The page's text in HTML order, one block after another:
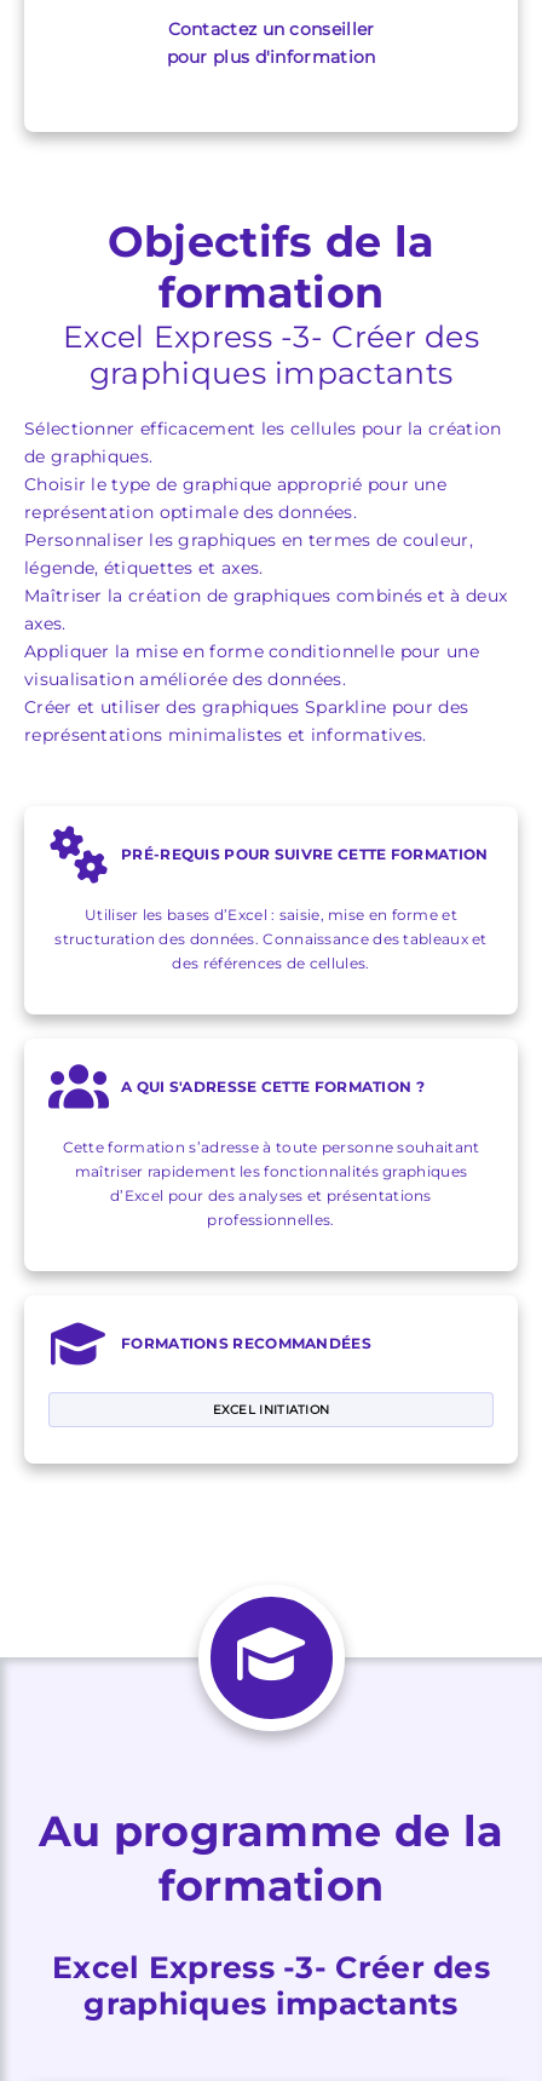
Contactez un conseiller
pour plus d'information
Objectifs de la
formation
Excel Express -3- Créer des
graphiques impactants
Sélectionner efficacement les cellules pour la création
de graphiques.
Choisir le type de graphique approprié pour une
représentation optimale des données.
Personnaliser les graphiques en termes de couleur,
légende, étiquettes et axes.
Maîtriser la création de graphiques combinés et à deux
axes.
Appliquer la mise en forme conditionnelle pour une
visualisation améliorée des données.
Créer et utiliser des graphiques Sparkline pour des
représentations minimalistes et informatives.
PRÉ-REQUIS POUR SUIVRE CETTE FORMATION
Utiliser les bases d’Excel : saisie, mise en forme et
structuration des données. Connaissance des tableaux et
des références de cellules.
A QUI S'ADRESSE CETTE FORMATION ?
Cette formation s’adresse à toute personne souhaitant
maîtriser rapidement les fonctionnalités graphiques
d’Excel pour des analyses et présentations
professionnelles.
FORMATIONS RECOMMANDÉES
EXCEL INITIATION
Au programme de la
formation
Excel Express -3- Créer des
graphiques impactants